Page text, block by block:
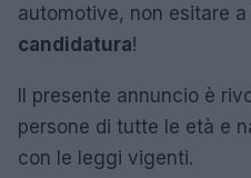
automotive, non esitare a
candidatura!
Il presente annuncio è
persone di tutte le età e
con le leggi vigenti.